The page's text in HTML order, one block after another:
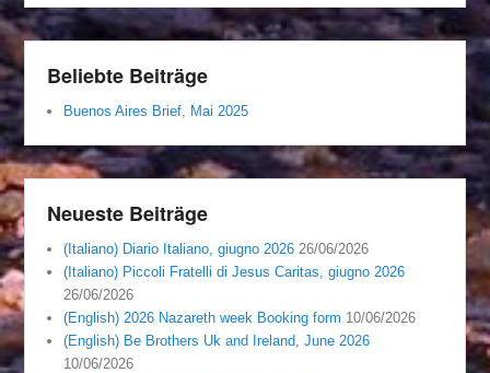
Beliebte Beiträge
Buenos Aires Brief, Mai 2025
Neueste Beiträge
(Italiano) Diario Italiano, giugno 2026 26/06/2026
(Italiano) Piccoli Fratelli di Jesus Caritas, giugno 2026
26/06/2026
(English) 2026 Nazareth week Booking form 10/06/2026
(English) Be Brothers Uk and Ireland, June 2026
10/06/2026